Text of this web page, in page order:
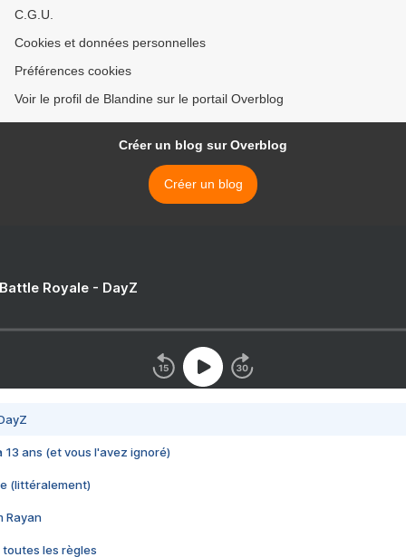
C.G.U.
Cookies et données personnelles
Préférences cookies
Voir le profil de Blandine sur le portail Overblog
Créer un blog sur Overblog
Créer un blog
Royale - DayZ
13 ans (et vous l'avez ignoré)
(littéralement)
Rayan
toutes les règles